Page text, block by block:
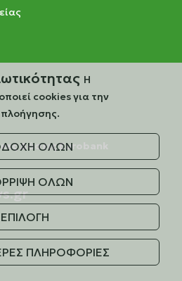
Δόσεις Eurobank
Η
cookies για την
πλοήγησης.
ΟΛΩΝ
ΟΛΩΝ
ΕΠΙΛΟΓΗ
ΠΛΗΡΟΦΟΡΙΕΣ